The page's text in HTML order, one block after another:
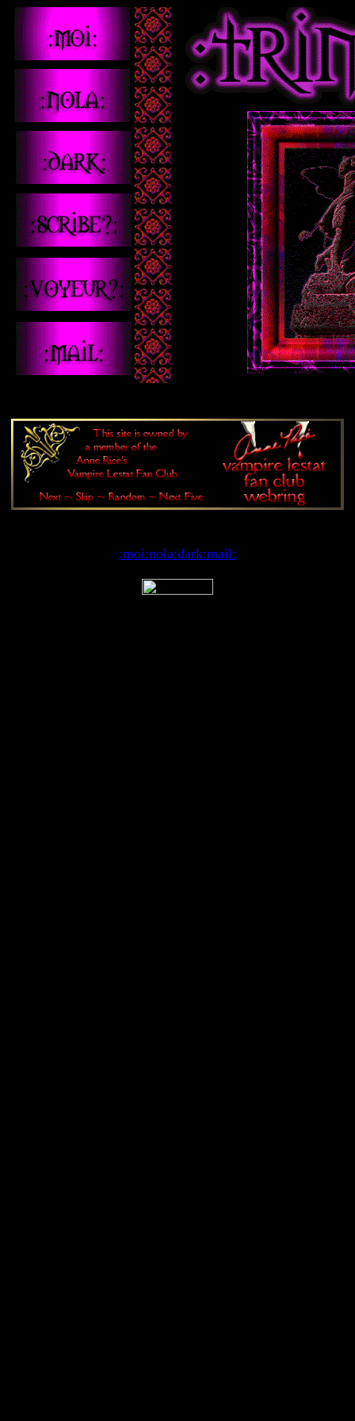
:moi:nola:dark:mail: